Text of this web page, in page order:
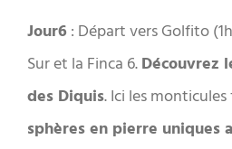
Jour6 : Départ vers Golfito
Sur et la Finca 6. Découvrez
des Diquis. Ici les
sphères en pierre uniques